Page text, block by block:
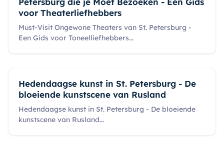
voor Theaterliefhebbers
Must-Visit Ongewone Theaters van St. Petersburg -
Een Gids voor Toneelliefhebbers...
Hedendaagse kunst in St. Petersburg - De
bloeiende kunstscene van Rusland
Hedendaagse kunst in St. Petersburg - De bloeiende
kunstscene van Rusland...